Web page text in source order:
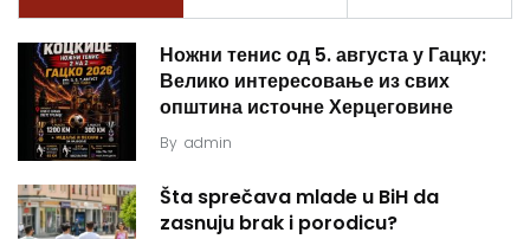
Ножни тенис од 5. августа у Гацку:
Велико интересовање из свих
општина источне Херцеговине
By admin
Šta sprečava mlade u BiH da
zasnuju brak i porodicu?